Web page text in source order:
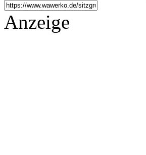
Anzeige